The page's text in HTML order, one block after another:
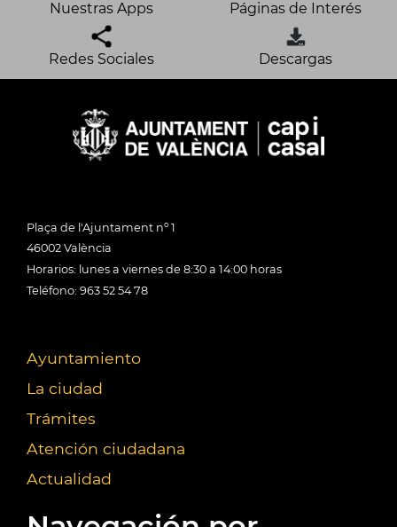
Nuestras Apps Páginas de Interés
Redes Sociales Descargas
Plaça de l'Ajuntament nº 1
46002 València
Horarios: lunes a viernes de 8:30 a 14:00 horas
Teléfono: 963 52 54 78
Ayuntamiento
La ciudad
Trámites
Atención ciudadana
Actualidad